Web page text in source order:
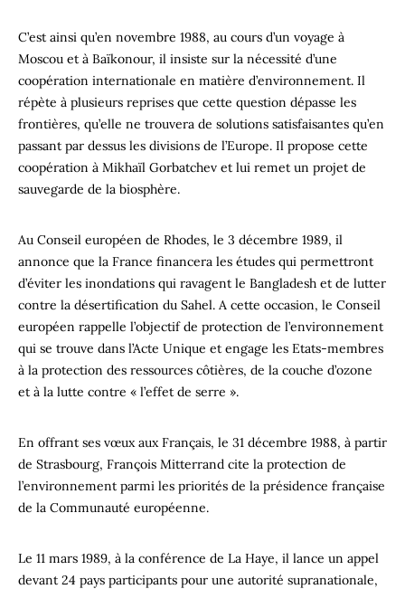
C’est ainsi qu’en novembre 1988, au cours d’un voyage à
Moscou et à Baïkonour, il insiste sur la nécessité d’une
coopération internationale en matière d’environnement. Il
répète à plusieurs reprises que cette question dépasse les
frontières, qu’elle ne trouvera de solutions satisfaisantes qu’en
passant par dessus les divisions de l’Europe. Il propose cette
coopération à Mikhaïl Gorbatchev et lui remet un projet de
sauvegarde de la biosphère.
Au Conseil européen de Rhodes, le 3 décembre 1989, il
annonce que la France financera les études qui permettront
d’éviter les inondations qui ravagent le Bangladesh et de lutter
contre la désertification du Sahel. A cette occasion, le Conseil
européen rappelle l’objectif de protection de l’environnement
qui se trouve dans l’Acte Unique et engage les Etats-membres
à la protection des ressources côtières, de la couche d’ozone
et à la lutte contre « l’effet de serre ».
En offrant ses vœux aux Français, le 31 décembre 1988, à partir
de Strasbourg, François Mitterrand cite la protection de
l’environnement parmi les priorités de la présidence française
de la Communauté européenne.
Le 11 mars 1989, à la conférence de La Haye, il lance un appel
devant 24 pays participants pour une autorité supranationale,